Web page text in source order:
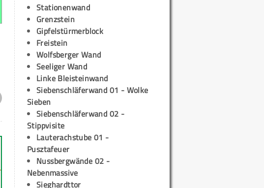
Stationenwand
Grenzstein
Gipfelstürmerblock
Freistein
Wolfsberger Wand
Seeliger Wand
Linke Bleisteinwand
Siebenschläferwand 01 - Wolke
Sieben
Siebenschläferwand 02 -
Stippvisite
Lauterachstube 01 -
Pusztafeuer
Nussbergwände 02 -
Nebenmassive
Sieghardttor